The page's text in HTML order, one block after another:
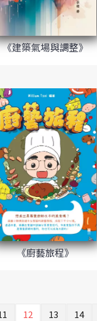
《建築氣場與調整》
《廚藝旅程》
12 13 14